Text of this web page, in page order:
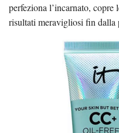
perfeziona l’incarnato,
risultati meravigliosi fin dalla